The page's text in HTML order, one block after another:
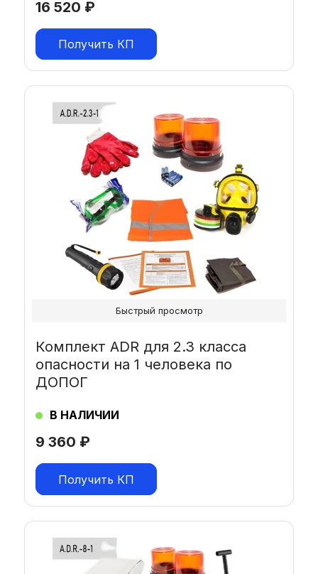
16 520 ₽
Получить КП
9 360 ₽
Комплект ADR для 2.3 класса
опасности на 1 человека по
ДОПОГ
В НАЛИЧИИ
Получить КП
Быстрый просмотр